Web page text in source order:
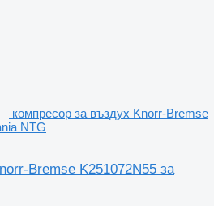
компресор за въздух Knorr-Bremse
NTG
Bremse K251072N55 за